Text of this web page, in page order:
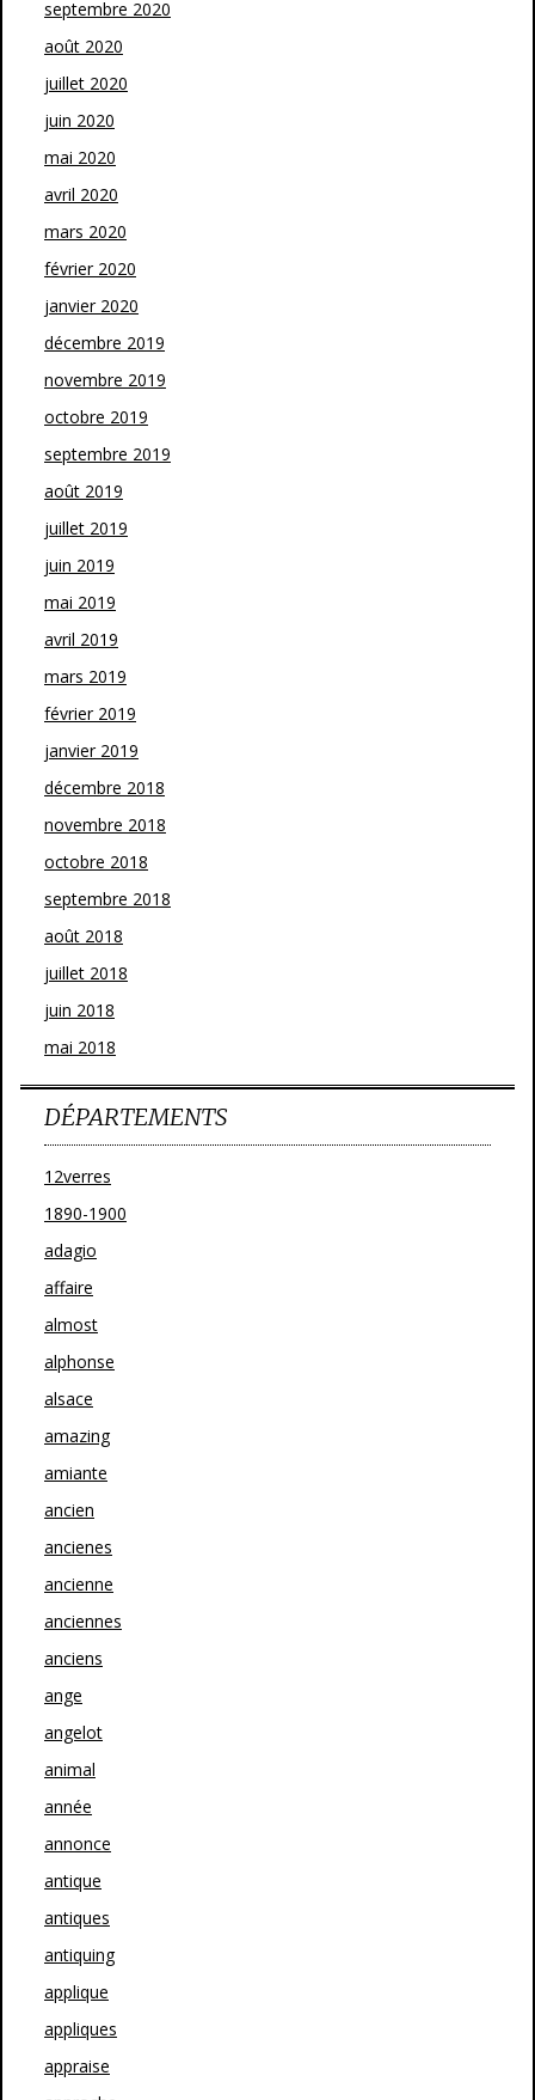
septembre 2020
août 2020
juillet 2020
juin 2020
mai 2020
avril 2020
mars 2020
février 2020
janvier 2020
décembre 2019
novembre 2019
octobre 2019
septembre 2019
août 2019
juillet 2019
juin 2019
mai 2019
avril 2019
mars 2019
février 2019
janvier 2019
décembre 2018
novembre 2018
octobre 2018
septembre 2018
août 2018
juillet 2018
juin 2018
mai 2018
DÉPARTEMENTS
12verres
1890-1900
adagio
affaire
almost
alphonse
alsace
amazing
amiante
ancien
ancienes
ancienne
anciennes
anciens
ange
angelot
animal
année
annonce
antique
antiques
antiquing
applique
appliques
appraise